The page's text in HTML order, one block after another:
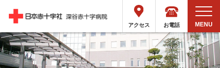
アクセス お電話